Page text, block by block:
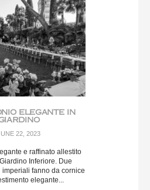
ELEGANTE IN
22, 2023
e raffinato allestito
Inferiore. Due
imperiali fanno da cornice
elegante...